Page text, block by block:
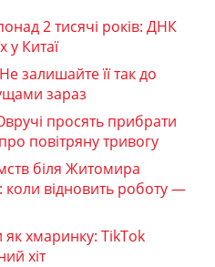
2 тисячі років: ДНК
у Китаї
залишайте її так до
зараз
просять прибрати
повітряну тривогу
біля Житомира
коли відновить роботу —
як хмаринку: TikTok
хіт